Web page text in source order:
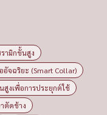
ามิกขั้นสูง
อัจฉริยะ (Smart Collar)
สูงเพื่อการประยุกต์ใช้
ตัดช้าง